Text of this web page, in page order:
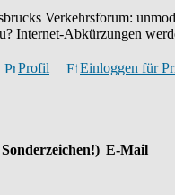
Verkehrsforum:
Internet-Abkürzungen
Profil Einloggen für
E-Mail